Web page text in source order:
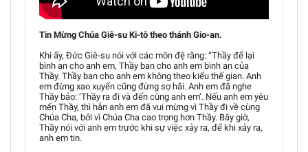
Tin Mừng Chúa Giê-su Ki-tô theo thánh Gio-an.
Khi ấy, Đức Giê-su nói với các môn đệ rằng: “Thầy để lại
bình an cho anh em, Thầy ban cho anh em bình an của
Thầy. Thầy ban cho anh em không theo kiểu thế gian. Anh
em đừng xao xuyến cũng đừng sợ hãi. Anh em đã nghe
Thầy bảo: ‘Thầy ra đi và đến cùng anh em’. Nếu anh em yêu
mến Thầy, thì hẳn anh em đã vui mừng vì Thầy đi về cùng
Chúa Cha, bởi vì Chúa Cha cao trọng hơn Thầy. Bây giờ,
Thầy nói với anh em trước khi sự việc xảy ra, để khi xảy ra,
anh em tin.